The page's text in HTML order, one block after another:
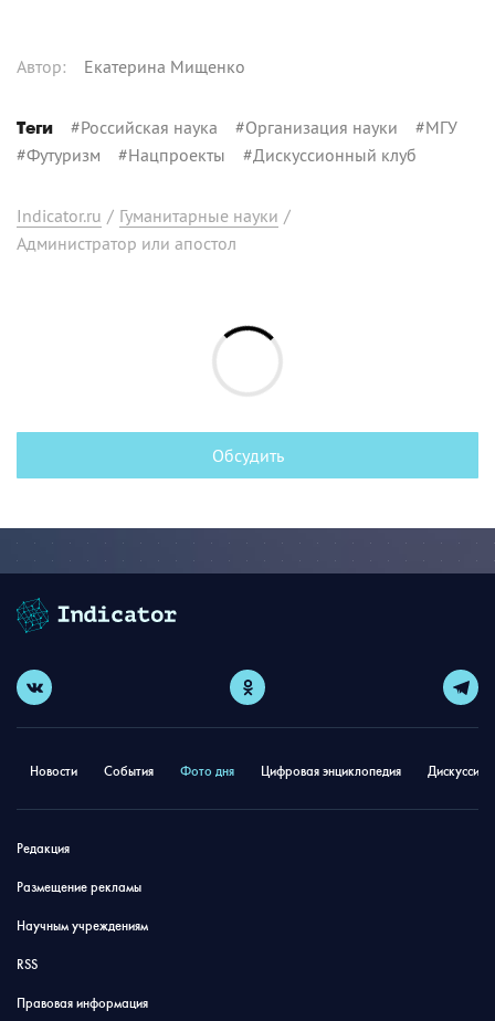
Автор: Екатерина Мищенко
Теги #Российская наука #Организация науки #МГУ
#Футуризм #Нацпроекты #Дискуссионный клуб
Indicator.ru / Гуманитарные науки /
Администратор или апостол
Обсудить
Новости События Фото дня Цифровая энциклопедия
Редакция
Размещение рекламы
Научным учреждениям
RSS
Правовая информация